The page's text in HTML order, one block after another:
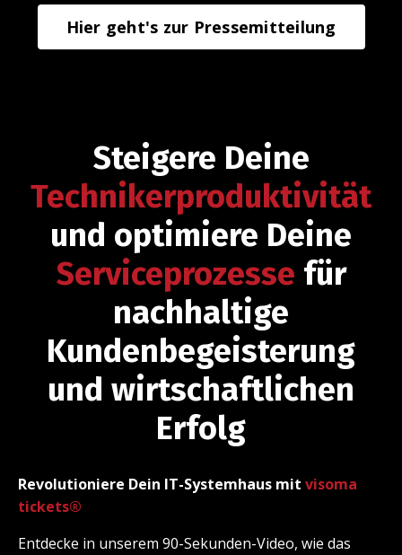
Hier geht's zur Pressemitteilung
Steigere Deine
Technikerproduktivität
und optimiere Deine
Serviceprozesse für
nachhaltige
Kundenbegeisterung
und wirtschaftlichen
Erfolg
Revolutioniere Dein IT-Systemhaus mit visoma
tickets®
Entdecke in unserem 90-Sekunden-Video, wie das